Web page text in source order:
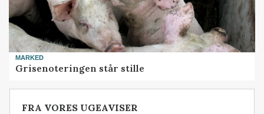
MARKED
Grisenoteringen står stille
FRA VORES UGEAVISER